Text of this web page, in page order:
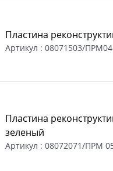
Пластина
Артикул :08071503/
Пластина
зеленый
Артикул :08072071/ПРМ